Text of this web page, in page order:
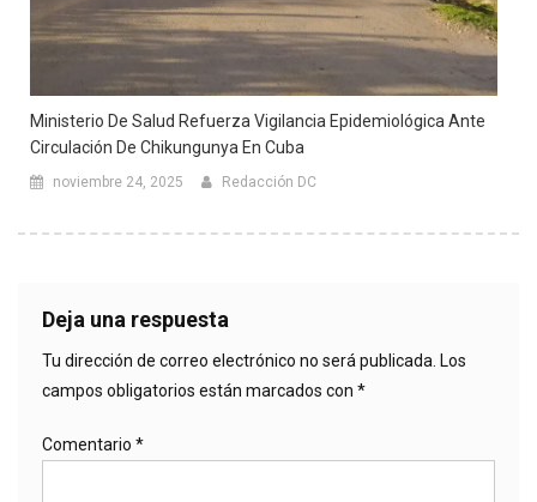
Ministerio De Salud Refuerza Vigilancia Epidemiológica Ante
Circulación De Chikungunya En Cuba
noviembre 24, 2025 Redacción DC
Deja una respuesta
Tu dirección de correo electrónico no será publicada. Los
campos obligatorios están marcados con *
Comentario *